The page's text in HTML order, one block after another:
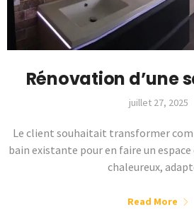
Rénovation d’une
juillet 27, 2025
Le client souhaitait transformer
bain existante pour en faire un
chaleureux,
Read More